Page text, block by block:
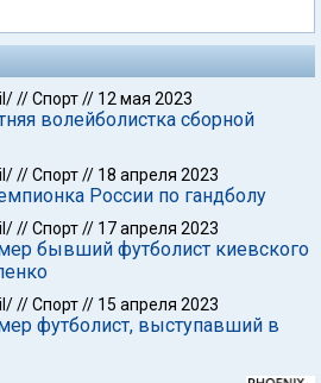
//Спорт// 12 мая 2023
волейболистка сборной
//Спорт// 18 апреля 2023
России по гандболу
//Спорт// 17 апреля 2023
бывший футболист киевского
//Спорт// 15 апреля 2023
футболист, выступавший в